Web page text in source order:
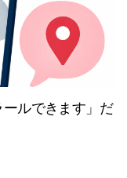
ルできます」だ